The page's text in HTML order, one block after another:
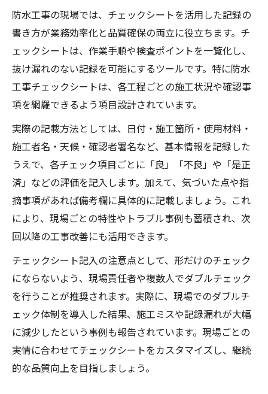
防水工事の現場では、チェックシートを活用した記録の
書き方が業務効率化と品質確保の両立に役立ちます。チ
ェックシートは、作業手順や検査ポイントを一覧化し、
抜け漏れのない記録を可能にするツールです。特に防水
工事チェックシートは、各工程ごとの施工状況や確認事
項を網羅できるよう項目設計されています。
実際の記載方法としては、日付・施工箇所・使用材料・
施工者名・天候・確認者署名など、基本情報を記録した
うえで、各チェック項目ごとに「良」「不良」や「是正
済」などの評価を記入します。加えて、気づいた点や指
摘事項があれば備考欄に具体的に記載しましょう。これ
により、現場ごとの特性やトラブル事例も蓄積され、次
回以降の工事改善にも活用できます。
チェックシート記入の注意点として、形だけのチェック
にならないよう、現場責任者や複数人でダブルチェック
を行うことが推奨されます。実際に、現場でのダブルチ
ェック体制を導入した結果、施工ミスや記録漏れが大幅
に減少したという事例も報告されています。現場ごとの
実情に合わせてチェックシートをカスタマイズし、継続
的な品質向上を目指しましょう。